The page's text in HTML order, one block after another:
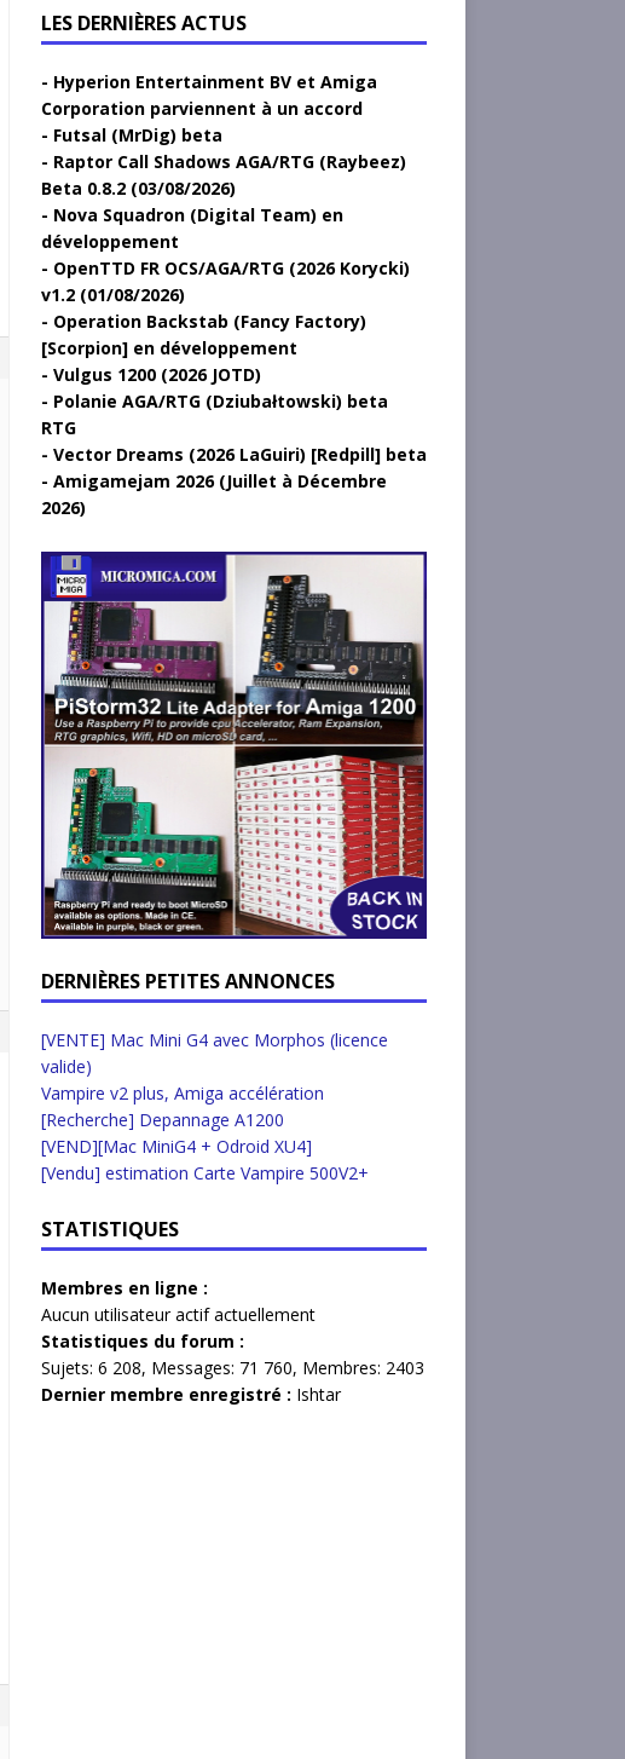
LES DERNIÈRES ACTUS
Hyperion Entertainment BV et Amiga
Corporation parviennent à un accord
Futsal (MrDig) beta
Raptor Call Shadows AGA/RTG (Raybeez)
Beta 0.8.2 (03/08/2026)
Nova Squadron (Digital Team) en
développement
OpenTTD FR OCS/AGA/RTG (2026 Korycki)
v1.2 (01/08/2026)
Operation Backstab (Fancy Factory)
[Scorpion] en développement
Vulgus 1200 (2026 JOTD)
Polanie AGA/RTG (Dziubałtowski) beta
RTG
Vector Dreams (2026 LaGuiri) [Redpill] beta
Amigamejam 2026 (Juillet à Décembre
2026)
DERNIÈRES PETITES ANNONCES
[VENTE] Mac Mini G4 avec Morphos (licence
valide)
Vampire v2 plus, Amiga accélération
[Recherche] Depannage A1200
[VEND][Mac MiniG4 + Odroid XU4]
[Vendu] estimation Carte Vampire 500V2+
STATISTIQUES
Membres en ligne :
Aucun utilisateur actif actuellement
Statistiques du forum :
Sujets: 6 208, Messages: 71 760, Membres: 2403
Dernier membre enregistré : Ishtar